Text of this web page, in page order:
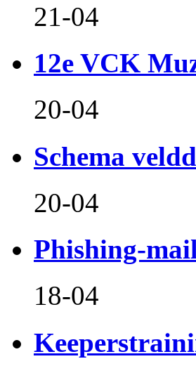
21-04
12e VCK
20-04
Schema
20-04
Phishing-
18-04